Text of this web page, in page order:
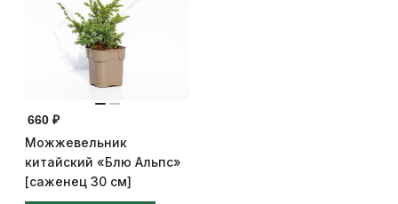
660 ₽
Можжевельник
китайский «Блю Альпс»
[саженец 30 см]